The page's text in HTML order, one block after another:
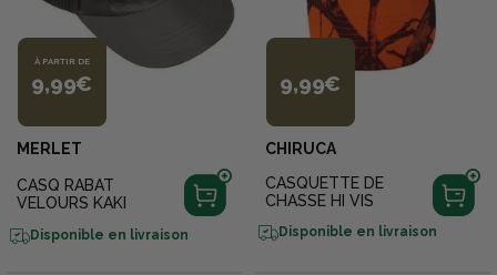
À PARTIR DE
9,99€
MERLET
CASQ RABAT
VELOURS KAKI
Disponible en livraison
9,99€
CHIRUCA
CASQUETTE DE
CHASSE HI VIS
Disponible en livraison